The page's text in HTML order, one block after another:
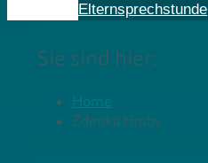
Elternsprechstunde
Sie sind hier:
Home
Zdenka Hruby